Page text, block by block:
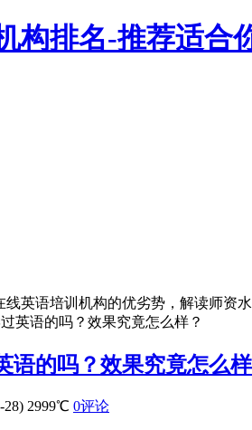
构排名-推荐适合
英语培训机构的优劣势，解读师资
英语的吗？效果究竟怎么样？
语的吗？效果究竟怎么
28) 2999℃ 0评论